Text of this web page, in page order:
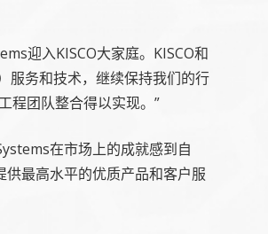
迎入KISCO大家庭。KISCO和
服务和技术，继续保持我们的行
程团队整合得以实现。”
在市场上的成就感到自
供最高水平的优质产品和客户服